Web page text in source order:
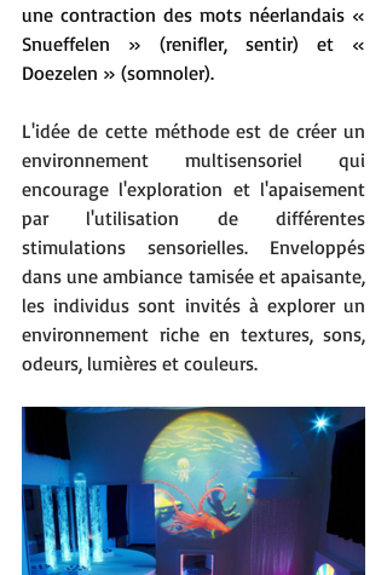
une contraction des mots néerlandais «
Snueffelen » (renifler, sentir) et «
Doezelen » (somnoler).
L'idée de cette méthode est de créer un
environnement multisensoriel qui
encourage l'exploration et l'apaisement
par l'utilisation de différentes
stimulations sensorielles. Enveloppés
dans une ambiance tamisée et apaisante,
les individus sont invités à explorer un
environnement riche en textures, sons,
odeurs, lumières et couleurs.